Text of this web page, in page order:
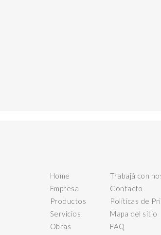
Home
Empresa
Productos
Servicios
Obras
Trabajá con
Contacto
Políticas de
Mapa del sitio
FAQ